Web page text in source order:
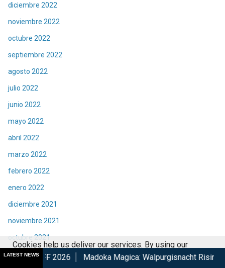
diciembre 2022
noviembre 2022
octubre 2022
septiembre 2022
agosto 2022
julio 2022
junio 2022
mayo 2022
abril 2022
marzo 2022
febrero 2022
enero 2022
diciembre 2021
noviembre 2021
octubre 2021
septiembre 2021
LATEST NEWS
Madoka Magica: Walpurgisnacht Rising confirma su estreno
Cookies help us deliver our services. By using our
services, you agree to our use of cookies.
Got it